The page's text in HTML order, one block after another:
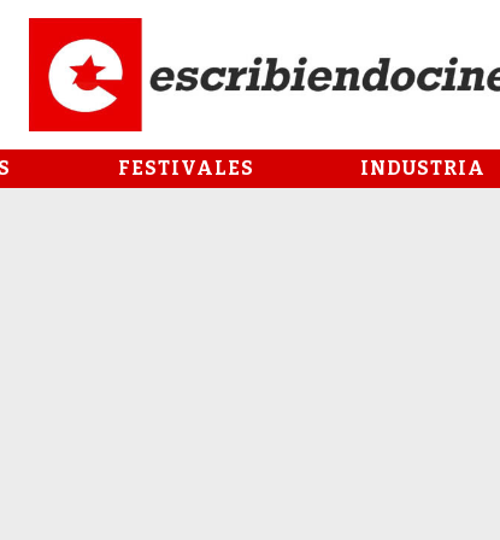
FESTIVALES INDUSTRIA